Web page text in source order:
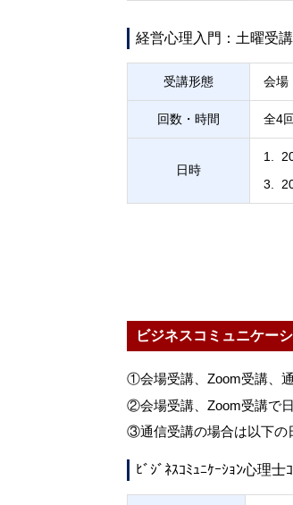
経営心理入門：土曜受講
受講形態 会場
回数・時間 全4
日時
ビジネスコミュニケー
①会場受講、Zoom受講、
②会場受講、Zoom受講で
③通信受講の場合は以下の
ﾋﾞｼﾞﾈｽｺﾐｭﾆｹｰｼｮﾝ心理